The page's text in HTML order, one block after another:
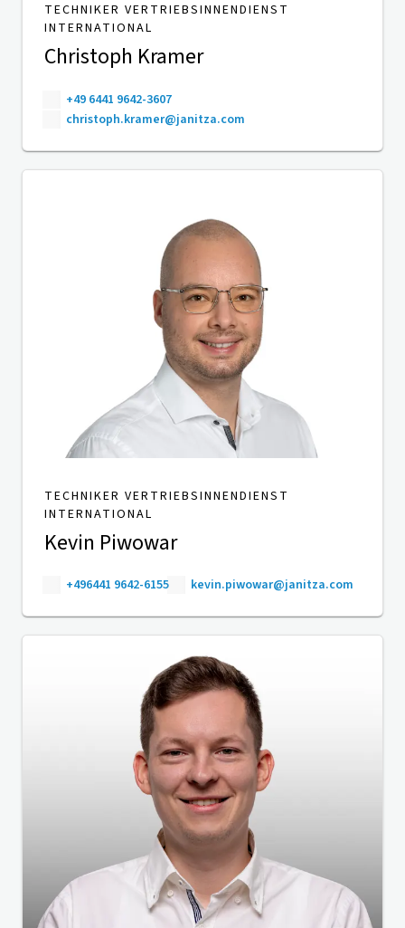
TECHNIKER VERTRIEBSINNENDIENST
INTERNATIONAL
Christoph Kramer
+49 6441 9642-3607
christoph.kramer@janitza.com
TECHNIKER VERTRIEBSINNENDIENST
INTERNATIONAL
Kevin Piwowar
+496441 9642-6155 kevin.piwowar@janitza.com